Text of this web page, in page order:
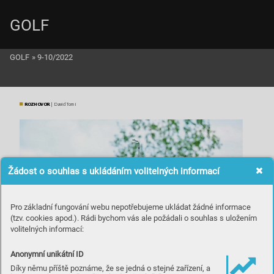
Žádost o souhlas s ukládáním volitelných informací
Pro základní fungování webu nepotřebujeme ukládat žádné informace
(tzv. cookies apod.). Rádi bychom vás ale požádali o souhlas s uložením
volitelných informací:
Anonymní unikátní ID
Díky němu příště poznáme, že se jedná o stejné zařízení, a
ROZHOVOR | David Tomi
GOLF
GOLF » 9-10/2022